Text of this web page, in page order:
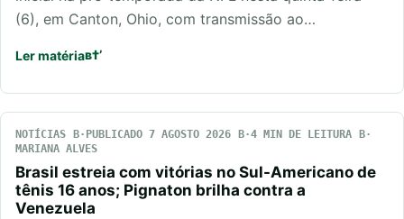
(6), em Canton, Ohio, com transmissão ao…
Ler matéria
NOTÍCIAS PUBLICADO 7 AGOSTO 2026
4 MIN DE LEITURA
MARIANA ALVES
Brasil estreia com vitórias no Sul-Americano de
tênis 16 anos; Pignaton brilha contra a
Venezuela